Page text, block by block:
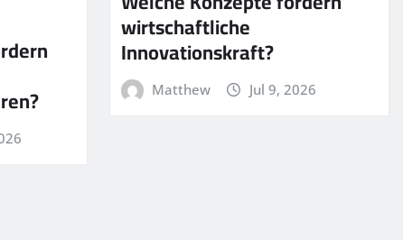
wirtschaftliche
Innovationskraft?
Matthew Jul 9, 2026